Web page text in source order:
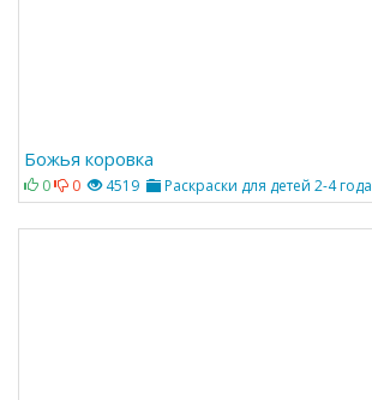
Божья коровка
0 0 4519 Раскраски для детей 2-4 года